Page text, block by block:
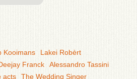
Kooimans
Lakei Robèrt
Franck
Alessandro Tassini
acts The Wedding Singer